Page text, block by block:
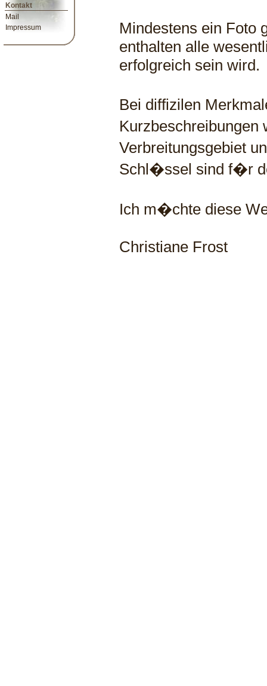
Kontakt
Mail
Impressum
Mindestens ein Foto
enthalten alle
erfolgreich sein wird.
Bei diffizilen
Verbreitungsgebiet
Schl�ssel sind f�r
Ich m�chte diese
Christiane Frost